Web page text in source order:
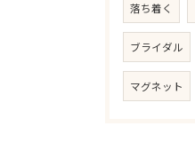
落ち着く
ブライダル
マグネット